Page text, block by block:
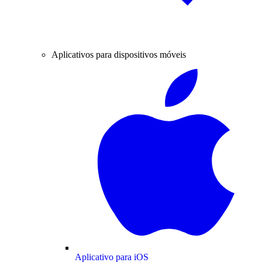
Aplicativos para dispositivos móveis
Aplicativo para iOS